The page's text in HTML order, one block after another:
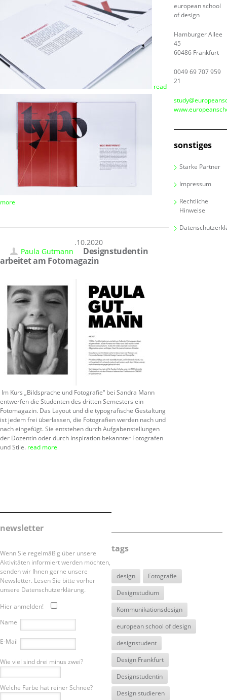
read
more
30.10.2020
Paula Gutmann
Designstudentin
arbeitet am Fotomagazin
Im Kurs „Bildsprache und Fotografie“ bei Sandra Mann
entwerfen die Studenten des dritten Semesters ein
Fotomagazin. Das Layout und die typografische Gestaltung
ist jedem frei überlassen, die Fotografien werden nach und
nach eingefügt. Sie entstehen durch Aufgabenstellungen
der Dozentin oder durch Inspiration bekannter Fotografen
und Stile. read more
european school
of design
Hamburger Allee
45
60486 Frankfurt
0049 69 707 959
21
sonstiges
Starke Partner
Impressum
Rechtliche
Hinweise
newsletter
Wenn Sie regelmäßig über unsere
Aktivitäten informiert werden möchten,
senden wir Ihnen gerne unsere
Newsletter. Lesen Sie bitte vorher
unsere Datenschutzerklärung.
Hier anmelden!
Name
E-Mail
Wie viel sind drei minus zwei?
Welche Farbe hat reiner Schnee?
tags
design
Fotografie
Designstudium
Kommunikationsdesign
european school of design
designstudent
Design Frankfurt
Designstudentin
Design studieren